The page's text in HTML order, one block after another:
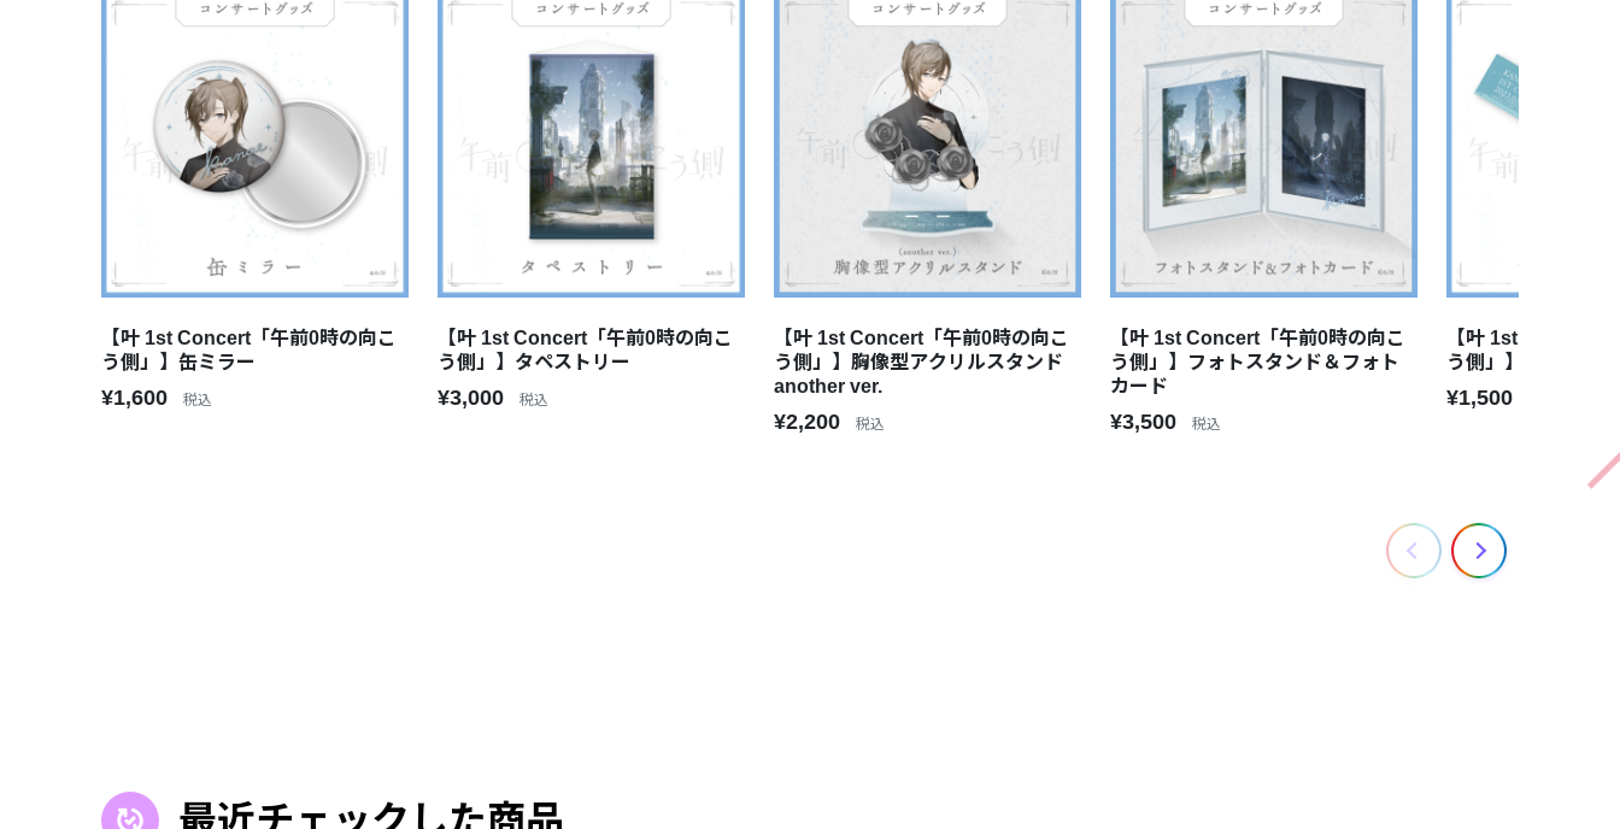
【叶 1st Concert「午前0時の向こ
う側」】缶ミラー
¥1,600 税込
【叶 1st Concert「午前0時の向こ
う側」】タペストリー
¥3,000 税込
【叶 1st Concert「午前0時の向こ
う側」】胸像型アクリルスタンド
another ver.
¥2,200 税込
【叶 1st Concert「午前0時の向こ
う側」】フォトスタンド＆フォト
カード
¥3,500 税込
【叶 1st Concert
う側」】マフラー
¥1,500